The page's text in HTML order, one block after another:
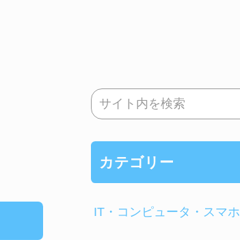
カテゴリー
IT・コンピュータ・スマホ